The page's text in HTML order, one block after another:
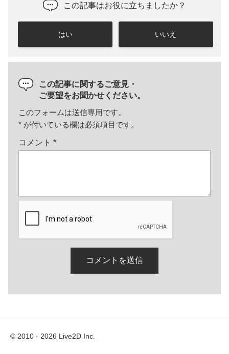
この記事はお役に立ちましたか？
はい いいえ
この記事に関するご意見・
ご要望をお聞かせください。
このフォームは送信専用です。
* が付いている欄は必須項目です。
コメント *
© 2010 - 2026 Live2D Inc.